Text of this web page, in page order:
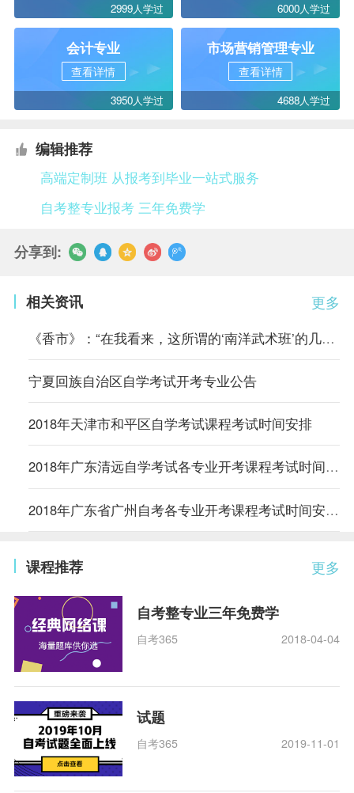
2999人学过 6000人学过
会计专业
查看详情
3950人学过
市场营销管理专业
查看详情
4688人学过
编辑推荐
高端定制班 从报考到毕业一站式服务
自考整专业报考 三年免费学
分享到:
更多
相关资讯
《香市》：“在我看来，这所谓的‘南洋武术班’的几套把式比起从前
宁夏回族自治区自学考试开考专业公告
2018年天津市和平区自学考试课程考试时间安排
2018年广东清远自学考试各专业开考课程考试时间安排的通知
2018年广东省广州自考各专业开考课程考试时间安排的通知
更多
课程推荐
自考整专业三年免费学
自考365 2018-04-04
试题
自考365 2019-11-01